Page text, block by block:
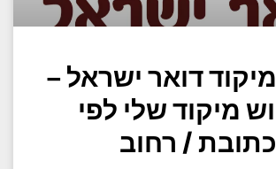
דואר ישראל –
מיקוד שלי לפי
כתובת / רחוב